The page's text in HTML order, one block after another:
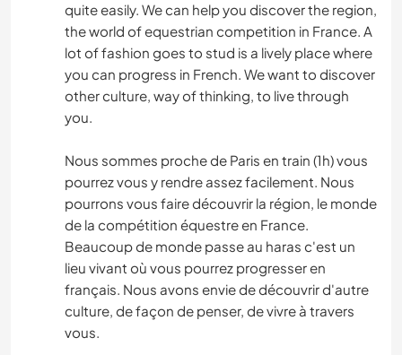
quite easily. We can help you discover the region,
the world of equestrian competition in France. A
lot of fashion goes to stud is a lively place where
you can progress in French. We want to discover
other culture, way of thinking, to live through
you.
Nous sommes proche de Paris en train (1h) vous
pourrez vous y rendre assez facilement. Nous
pourrons vous faire découvrir la région, le monde
de la compétition équestre en France.
Beaucoup de monde passe au haras c'est un
lieu vivant où vous pourrez progresser en
français. Nous avons envie de découvrir d'autre
culture, de façon de penser, de vivre à travers
vous.